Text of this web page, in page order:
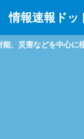
情報速報ドッ
害などを中心に様々